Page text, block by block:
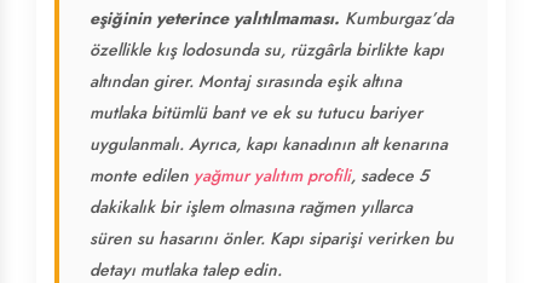
eşiğinin yeterince yalıtılmaması. Kumburgaz’da
özellikle kış lodosunda su, rüzgârla birlikte kapı
altından girer. Montaj sırasında eşik altına
mutlaka bitümlü bant ve ek su tutucu bariyer
uygulanmalı. Ayrıca, kapı kanadının alt kenarına
monte edilen yağmur yalıtım profili, sadece 5
dakikalık bir işlem olmasına rağmen yıllarca
süren su hasarını önler. Kapı siparişi verirken bu
detayı mutlaka talep edin.